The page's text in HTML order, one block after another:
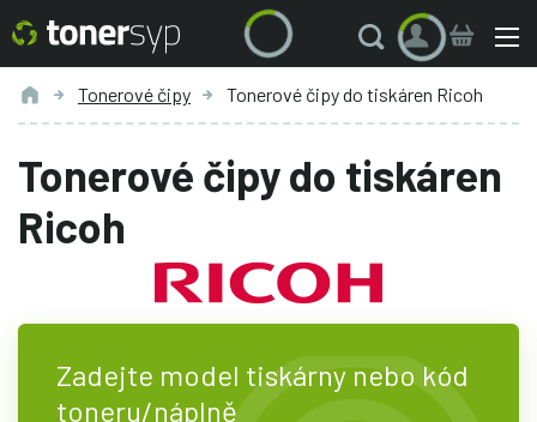
Tonerové čipy Tonerové čipy do tiskáren Ricoh
Tonerové čipy do tiskáren
Ricoh
Zadejte model tiskárny nebo kód
toneru/náplně